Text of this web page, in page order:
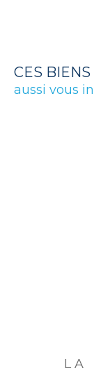
CES
aussi vous
LA